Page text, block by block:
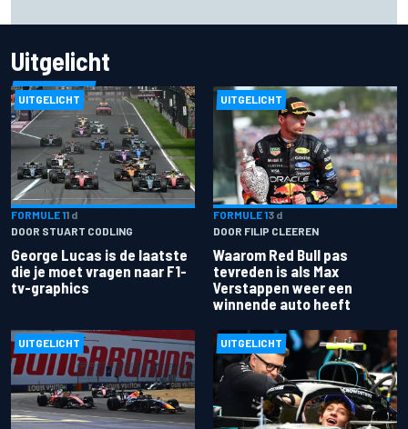
Uitgelicht
UITGELICHT
FORMULE 11 d
DOOR STUART CODLING
George Lucas is de laatste
die je moet vragen naar F1-
tv-graphics
UITGELICHT
FORMULE 13 d
DOOR FILIP CLEEREN
Waarom Red Bull pas
tevreden is als Max
Verstappen weer een
winnende auto heeft
UITGELICHT UITGELICHT